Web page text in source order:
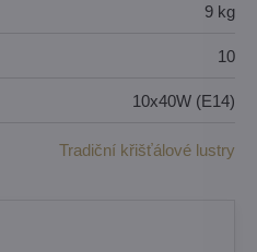
9 kg
10
10x40W (E14)
Tradiční křišťálové lustry